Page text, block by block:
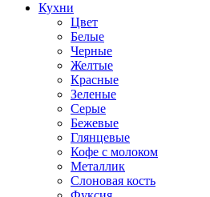
Кухни
Цвет
Белые
Черные
Желтые
Красные
Зеленые
Серые
Бежевые
Глянцевые
Кофе с молоком
Металлик
Слоновая кость